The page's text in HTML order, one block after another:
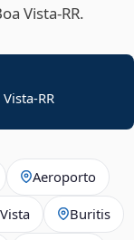
Vista‑RR.
RR
Aeroporto
Buritis